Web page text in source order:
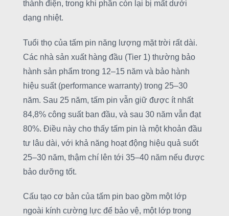
thành điện, trong khi phần còn lại bị mất dưới
dạng nhiệt.
Tuổi thọ của tấm pin năng lượng mặt trời rất dài.
Các nhà sản xuất hàng đầu (Tier 1) thường bảo
hành sản phẩm trong 12–15 năm và bảo hành
hiệu suất (performance warranty) trong 25–30
năm. Sau 25 năm, tấm pin vẫn giữ được ít nhất
84,8% công suất ban đầu, và sau 30 năm vẫn đạt
80%. Điều này cho thấy tấm pin là một khoản đầu
tư lâu dài, với khả năng hoạt động hiệu quả suốt
25–30 năm, thậm chí lên tới 35–40 năm nếu được
bảo dưỡng tốt.
Cấu tạo cơ bản của tấm pin bao gồm một lớp
ngoài kính cường lực để bảo vệ, một lớp trong